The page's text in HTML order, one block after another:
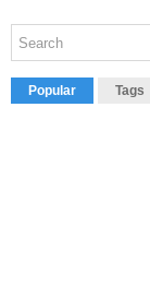
Popular Tags